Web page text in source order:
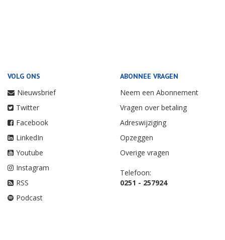
VOLG ONS
Nieuwsbrief
Twitter
Facebook
LinkedIn
Youtube
Instagram
RSS
Podcast
ABONNEE VRAGEN
Neem een Abonnement
Vragen over betaling
Adreswijziging
Opzeggen
Overige vragen
Telefoon:
0251 - 257924